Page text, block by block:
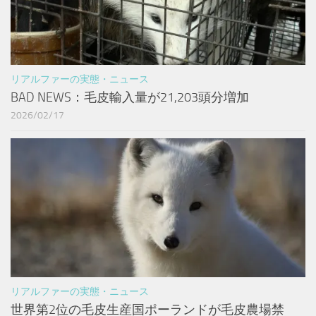
リアルファーの実態・ニュース
BAD NEWS：毛皮輸入量が21,203頭分増加
2026/02/17
リアルファーの実態・ニュース
世界第2位の毛皮生産国ポーランドが毛皮農場禁